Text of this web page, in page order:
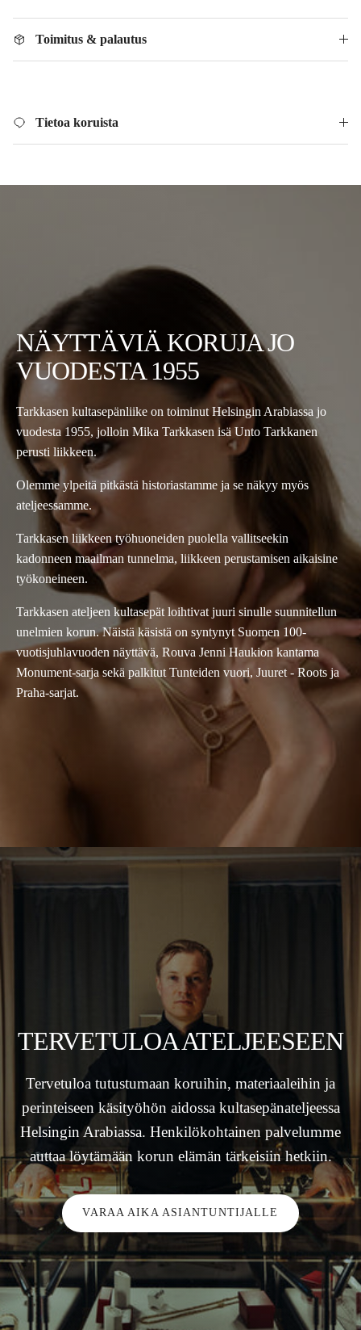
Toimitus & palautus
Tietoa koruista
NÄYTTÄVIÄ KORUJA JO
VUODESTA 1955
Tarkkasen kultasepänliike on toiminut Helsingin Arabiassa jo
vuodesta 1955, jolloin Mika Tarkkasen isä Unto Tarkkanen
perusti liikkeen.
Olemme ylpeitä pitkästä historiastamme ja se näkyy myös
ateljeessamme.
Tarkkasen liikkeen työhuoneiden puolella vallitseekin
kadonneen maailman tunnelma, liikkeen perustamisen aikaisine
työkoneineen.
Tarkkasen ateljeen kultasepät loihtivat juuri sinulle suunnitellun
unelmien korun. Näistä käsistä on syntynyt Suomen 100-
vuotisjuhlavuoden näyttävä, Rouva Jenni Haukion kantama
Monument-sarja sekä palkitut Tunteiden vuori, Juuret - Roots ja
Praha-sarjat.
TERVETULOA ATELJEESEEN
Tervetuloa tutustumaan koruihin, materiaaleihin ja
perinteiseen käsityöhön aidossa kultasepänateljeessa
Helsingin Arabiassa. Henkilökohtainen palvelumme
auttaa löytämään korun elämän tärkeisiin hetkiin.
VARAA AIKA ASIANTUNTIJALLE